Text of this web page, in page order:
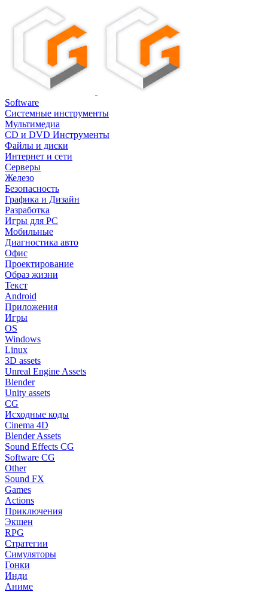
Software
Системные инструменты
Мультимедиа
CD и DVD Инструменты
Файлы и диски
Интернет и сети
Серверы
Железо
Безопасность
Графика и Дизайн
Разработка
Игры для PC
Мобильные
Диагностика авто
Офис
Проектирование
Образ жизни
Текст
Android
Приложения
Игры
OS
Windows
Linux
3D assets
Unreal Engine Assets
Blender
Unity assets
CG
Исходные коды
Cinema 4D
Blender Assets
Sound Effects CG
Software CG
Other
Sound FX
Games
Actions
Приключения
Экшен
RPG
Стратегии
Симуляторы
Гонки
Инди
Аниме